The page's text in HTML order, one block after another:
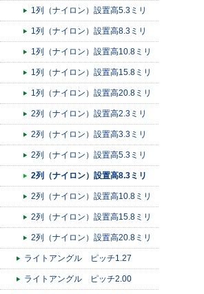
1列（ナイロン）設置高5.3ミリ
1列（ナイロン）設置高8.3ミリ
1列（ナイロン）設置高10.8ミリ
1列（ナイロン）設置高15.8ミリ
1列（ナイロン）設置高20.8ミリ
2列（ナイロン）設置高2.3ミリ
2列（ナイロン）設置高3.3ミリ
2列（ナイロン）設置高5.3ミリ
2列（ナイロン）設置高8.3ミリ
2列（ナイロン）設置高10.8ミリ
2列（ナイロン）設置高15.8ミリ
2列（ナイロン）設置高20.8ミリ
ライトアングル ピッチ1.27
ライトアングル ピッチ2.00